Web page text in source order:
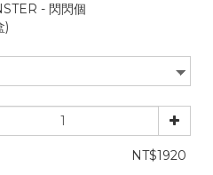
- 閃閃個
)
NT$1920